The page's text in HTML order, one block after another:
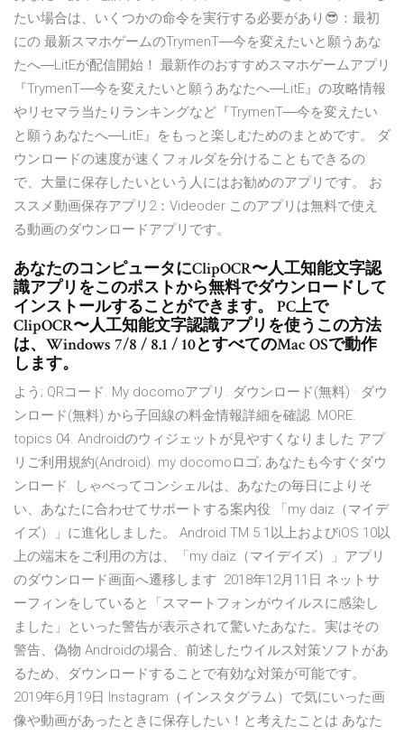
たい場合は、いくつかの命令を実行する必要があり😎：最初
にの 最新スマホゲームのTrymenT―今を変えたいと願うあな
たへ―LitEが配信開始！ 最新作のおすすめスマホゲームアプリ
『TrymenT―今を変えたいと願うあなたへ―LitE』の攻略情報
やリセマラ当たりランキングなど『TrymenT―今を変えたい
と願うあなたへ―LitE』をもっと楽しむためのまとめです。 ダ
ウンロードの速度が速くフォルダを分けることもできるの
で、大量に保存したいという人にはお勧めのアプリです。 お
ススメ動画保存アプリ2：Videoder このアプリは無料で使え
る動画のダウンロードアプリです。
あなたのコンピュータにClipOCR〜人工知能文字認
識アプリをこのポストから無料でダウンロードして
インストールすることができます。 PC上で
ClipOCR〜人工知能文字認識アプリを使うこの方法
は、Windows 7/8 / 8.1 / 10とすべてのMac OSで動作
します。
よう; QRコード. My docomoアプリ. ダウンロード(無料) · ダウ
ンロード(無料) から子回線の料金情報詳細を確認. MORE.
topics 04. Androidのウィジェットが見やすくなりました アプ
リご利用規約(Android). my docomoロゴ; あなたも今すぐダウ
ンロード. しゃべってコンシェルは、あなたの毎日によりそ
い、あなたに合わせてサポートする案内役 「my daiz（マイデ
イズ）」に進化しました。 Android TM 5.1以上およびiOS 10以
上の端末をご利用の方は、「my daiz（マイデイズ）」アプリ
のダウンロード画面へ遷移します 2018年12月11日 ネットサ
ーフィンをしていると「スマートフォンがウイルスに感染し
ました」といった警告が表示されて驚いたあなた。実はその
警告、偽物 Androidの場合、前述したウイルス対策ソフトがあ
るため、ダウンロードすることで有効な対策が可能です。
2019年6月19日 Instagram（インスタグラム）で気にいった画
像や動画があったときに保存したい！と考えたことは あなた